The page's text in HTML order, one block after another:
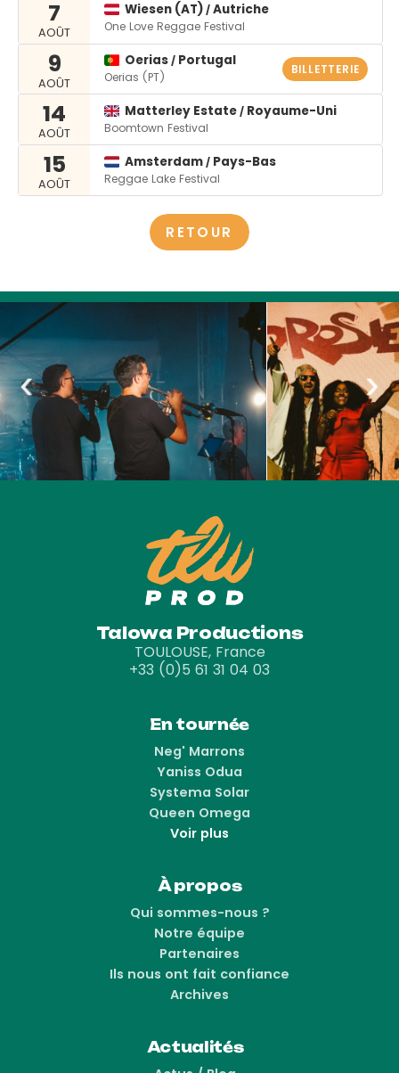
7
AOÛT
Wiesen (AT)/Autriche
One Love Reggae Festival
9
AOÛT
Oerias/ Portugal
Oerias (PT)
BILLETTERIE
14
AOÛT
Matterley Estate/ Royaume-Uni
Boomtown Festival
15
AOÛT
Amsterdam/ Pays-Bas
Reggae Lake Festival
RETOUR
‹ ›
Talowa Productions
TOULOUSE, France
+33 (0)5 61 31 04 03
En tournée
Neg' Marrons
Yaniss Odua
Systema Solar
Queen Omega
Voir plus
À propos
Qui sommes-nous ?
Notre équipe
Partenaires
Ils nous ont fait confiance
Archives
Actualités